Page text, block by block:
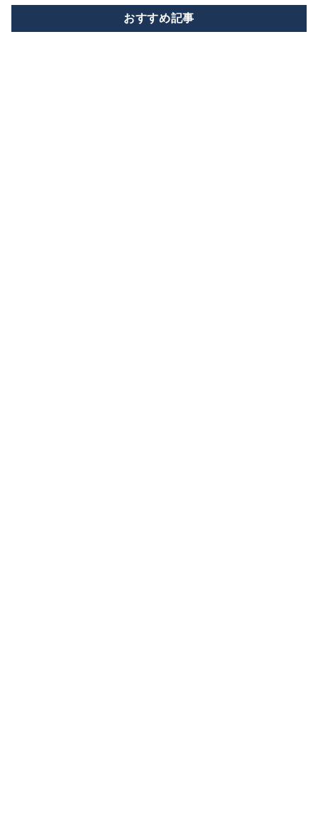
おすすめ記事